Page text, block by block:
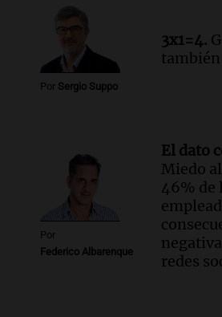
Por Sergio Suppo
3x1=4.
Por
Federico Albarenque
El dato
Miedo
46% de
redes